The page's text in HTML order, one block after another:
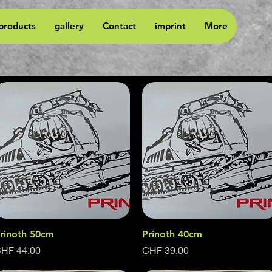
gallery Contact imprint More
Quick View
50cm
44.00
Quick View
Prinoth 40cm
Price
CHF 39.00